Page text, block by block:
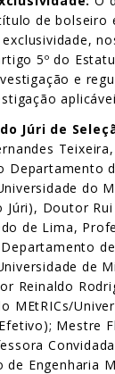
de bolseiro
5º do
e
Júri de
Departamento
do
Júri), Doutor
de Lima,
de
Reinaldo
MEtRICs/
Mestre
de Engenharia